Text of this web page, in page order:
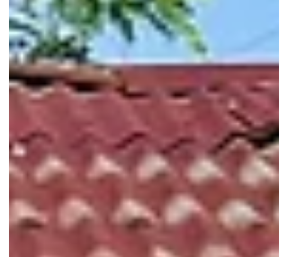
ファラル）体制の強化を支援し、現場から政
策レベルまで一貫したデータに基づく保健シ
ステムのデジタル化モデルを構築します。
これにより、医療資源が